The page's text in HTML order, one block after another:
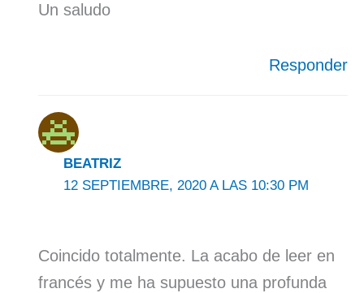
Un saludo
Responder
BEATRIZ
12 SEPTIEMBRE, 2020 A LAS 10:30 PM
Coincido totalmente. La acabo de leer en
francés y me ha supuesto una profunda